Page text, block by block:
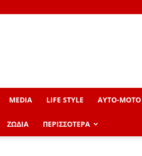
MEDIA LIFE STYLE AYTO-ΜOTO
ΖΩΔΙΑ ΠΕΡΙΣΣΟΤΕΡΑ